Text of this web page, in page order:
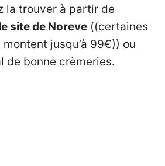
la trouver à partir de
site de Noreve ((certaines
jusqu’à 99€)) ou
de bonne crèmeries.